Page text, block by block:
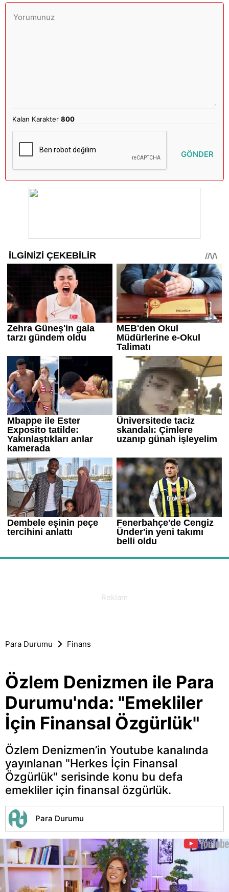
Kalan Karakter800
GÖNDER
Para Durumu Finans
Özlem Denizmen ile Para
Durumu'nda: "Emekliler
İçin Finansal Özgürlük"
Özlem Denizmen’in Youtube kanalında
yayınlanan "Herkes İçin Finansal
Özgürlük" serisinde konu bu defa
emekliler için finansal özgürlük.
Para Durumu